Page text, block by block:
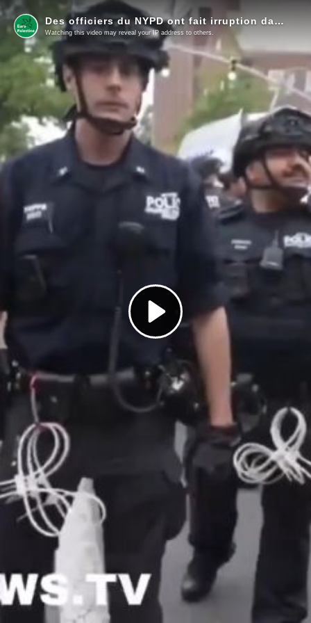
Play
Video
Des officiers du NYPD ont fait irruption dans le campement de solidarité avec la Palestine au Brooklyn College
Watching this video may reveal your IP address to others.